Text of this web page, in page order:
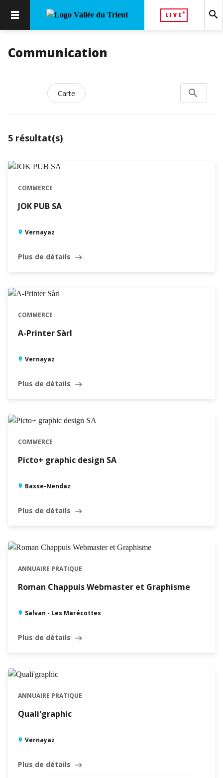
LIVE search
Communication
search
Carte
5 résultat(s)
COMMERCE
JOK PUB SA
Vernayaz
Plus de détails east
COMMERCE
A-Printer Sàrl
Vernayaz
Plus de détails east
COMMERCE
Picto+ graphic design SA
Basse-Nendaz
Plus de détails east
ANNUAIRE PRATIQUE
Roman Chappuis Webmaster et Graphisme
Salvan - Les Marécottes
Plus de détails east
ANNUAIRE PRATIQUE
Quali'graphic
Vernayaz
Plus de détails east